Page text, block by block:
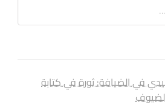
في الضيافة: ثورة في كتابة